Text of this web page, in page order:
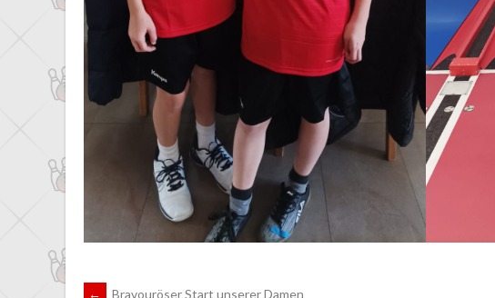
← Bravouröser Start unserer Damen